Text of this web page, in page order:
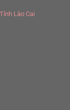
Lào Cai